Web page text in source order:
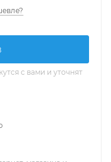
с вами и уточнят